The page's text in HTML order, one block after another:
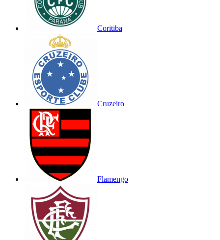
Coritiba
Cruzeiro
Flamengo